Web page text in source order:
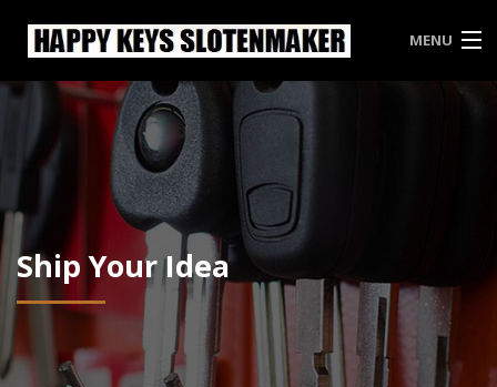
MENU
HAPPY KEYS
WEES INBREKERS EEN STAPJE VOOR
PRIJSLIJST HAPPY KEYS
VRIJBLIJVENDE OFFERTE
CONTACT
Ship Your Idea